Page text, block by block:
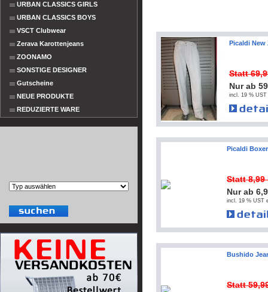
URBAN CLASSICS GIRLS
URBAN CLASSICS BOYS
VSCT Clubwear
Zerava Karottenjeans
ZOONAMO
SONSTIGE DESIGNER
Gutscheine
NEUE PRODUKTE
REDUZIERTE WARE
Picaldi New
Statt
Nur ab
incl. 19 %
Picaldi
Statt 8,99
Nur ab
incl. 19 % UST
Bushido
Statt